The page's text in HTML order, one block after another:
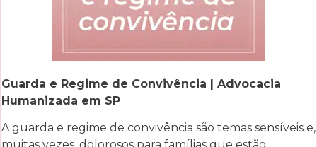
Guarda e Regime de Convivência | Advocacia
Humanizada em SP
A guarda e regime de convivência são temas sensíveis e,